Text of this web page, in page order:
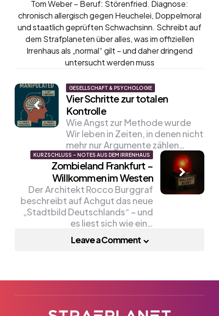
Tom Weber – Beruf: Störenfried. Diagnose:
chronisch allergisch gegen Heuchelei, Doppelmoral
und staatlich geprüften Schwachsinn. Schreibt auf
dem Strafplaneten über alles, was im offiziellen
Irrenhaus als „normal“ gilt – und daher dringend
untersucht werden muss
Post
navigation
GESELLSCHAFT & PSYCHOLOGIE
Vier Schritte zur totalen
Kontrolle
Wie Angst zur Methode wurde
Wir leben in Zeiten, in denen nicht
mehr nur Argumente zählen…
KURZSCHLUSS – NOTES AUS DEM IRRENHAUS
Zombieland Frankfurt –
Willkommen im Westen
Der Architekt Rocco Burggraf
beschreibt auf Achgut das neue
„Stadtbild Deutschlands“ – und
es liest sich wie ein…
Leave a Comment